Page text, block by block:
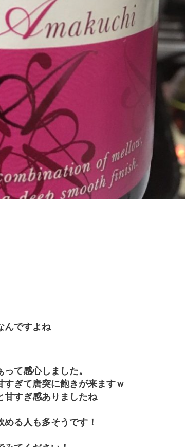
んですよね
て感心しました。
ぎて唐突に飽きが来ますｗ
甘すぎ感ありましたね
る人も多そうです！